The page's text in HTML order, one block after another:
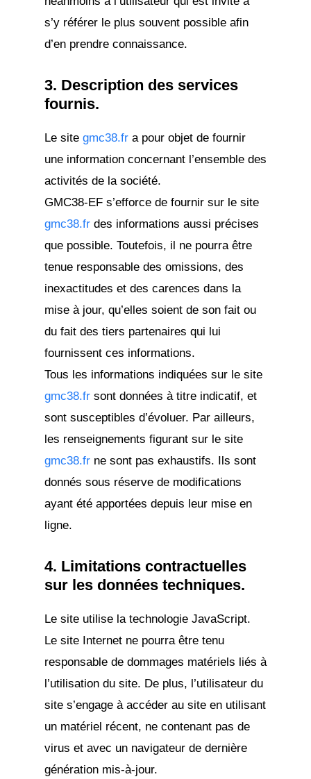
s’y référer le plus souvent possible afin
d’en prendre connaissance.
3. Description des services
fournis.
Le site gmc38.fr a pour objet de fournir
une information concernant l’ensemble des
activités de la société.
GMC38-EF s’efforce de fournir sur le site
gmc38.fr des informations aussi précises
que possible. Toutefois, il ne pourra être
tenue responsable des omissions, des
inexactitudes et des carences dans la
mise à jour, qu’elles soient de son fait ou
du fait des tiers partenaires qui lui
fournissent ces informations.
Tous les informations indiquées sur le site
gmc38.fr sont données à titre indicatif, et
sont susceptibles d’évoluer. Par ailleurs,
les renseignements figurant sur le site
gmc38.fr ne sont pas exhaustifs. Ils sont
donnés sous réserve de modifications
ayant été apportées depuis leur mise en
ligne.
4. Limitations contractuelles
sur les données techniques.
Le site utilise la technologie JavaScript.
Le site Internet ne pourra être tenu
responsable de dommages matériels liés à
l’utilisation du site. De plus, l’utilisateur du
site s’engage à accéder au site en utilisant
un matériel récent, ne contenant pas de
virus et avec un navigateur de dernière
génération mis-à-jour.